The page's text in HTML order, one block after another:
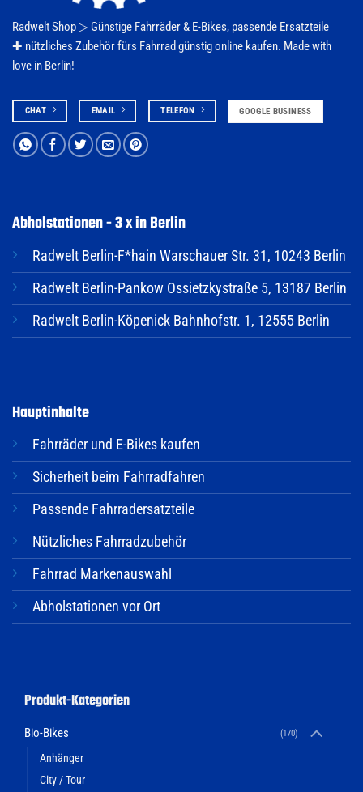
Radwelt Shop ▷ Günstige Fahrräder & E-Bikes, passende Ersatzteile
✚ nützliches Zubehör fürs Fahrrad günstig online kaufen. Made with
love in Berlin!
CHAT EMAIL TELEFON GOOGLE BUSINESS
Abholstationen - 3 x in Berlin
Radwelt Berlin-F*hain Warschauer Str. 31, 10243 Berlin
Radwelt Berlin-Pankow Ossietzkystraße 5, 13187 Berlin
Radwelt Berlin-Köpenick Bahnhofstr. 1, 12555 Berlin
Hauptinhalte
Fahrräder und E-Bikes kaufen
Sicherheit beim Fahrradfahren
Passende Fahrradersatzteile
Nützliches Fahrradzubehör
Fahrrad Markenauswahl
Abholstationen vor Ort
Produkt-Kategorien
Bio-Bikes (170)
Anhänger
City / Tour